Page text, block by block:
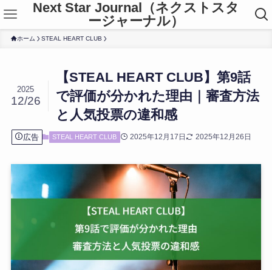
Next Star Journal（ネクストスタ
ージャーナル）
ホーム STEAL HEART CLUB
【STEAL HEART CLUB】第9話
で評価が分かれた理由｜審査方法
と人気投票の違和感
2025
12/26
広告 STEAL HEART CLUB 2025年12月17日 2025年12月26日